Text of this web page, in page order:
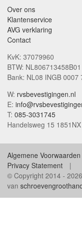
Over ons
Klantenservice
AVG verklaring
Contact
KvK: 37079960
BTW: NL806713458B01
Bank: NL08 INGB 0007
W: rvsbevestigingen.nl
E:
T: 085-3031745
Handelsweg 15
Algemene Voorwaarden
Privacy Statement
© Copyright 2014 -
van